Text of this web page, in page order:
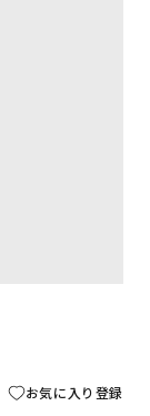
お気に入り登録